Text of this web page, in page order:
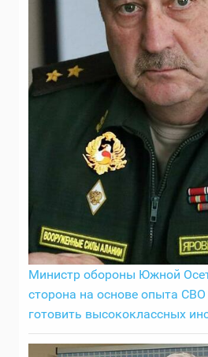
Министр обороны Южной
сторона на основе опыта
готовить высококлассных